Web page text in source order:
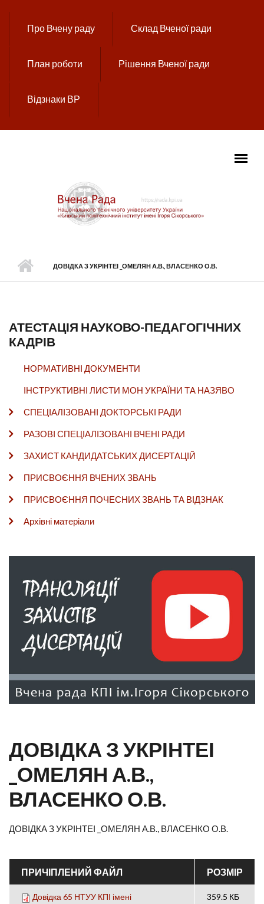
Про Вчену раду Склад Вченої ради
План роботи Рішення Вченої ради
Відзнаки ВР
ГОЛОВНЕ МЕНЮ
ДОВІДКА З УКРІНТЕІ _ОМЕЛЯН А.В., ВЛАСЕНКО О.В.
АТЕСТАЦІЯ НАУКОВО-ПЕДАГОГІЧНИХ
КАДРІВ
НОРМАТИВНІ ДОКУМЕНТИ
ІНСТРУКТИВНІ ЛИСТИ МОН УКРАЇНИ ТА НАЗЯВО
СПЕЦІАЛІЗОВАНІ ДОКТОРСЬКІ РАДИ
РАЗОВІ СПЕЦІАЛІЗОВАНІ ВЧЕНІ РАДИ
ЗАХИСТ КАНДИДАТСЬКИХ ДИСЕРТАЦІЙ
ПРИСВОЄННЯ ВЧЕНИХ ЗВАНЬ
ПРИСВОЄННЯ ПОЧЕСНИХ ЗВАНЬ ТА ВІДЗНАК
Архівні матеріали
ДОВІДКА З УКРІНТЕІ
_ОМЕЛЯН А.В.,
ВЛАСЕНКО О.В.
ДОВІДКА З УКРІНТЕІ _ОМЕЛЯН А.В., ВЛАСЕНКО О.В.
ПРИЧІПЛЕНИЙ ФАЙЛ РОЗМІР
Довідка 65 НТУУ КПІ імені
359.5 КБ